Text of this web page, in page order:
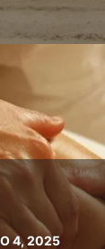
4, 2025